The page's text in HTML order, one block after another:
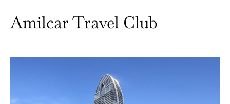
Amilcar Travel Club